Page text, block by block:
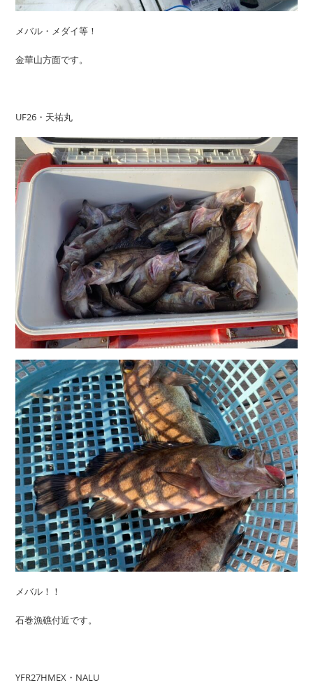
メバル・メダイ等！
金華山方面です。
UF26・天祐丸
メバル！！
石巻漁礁付近です。
YFR27HMEX・NALU